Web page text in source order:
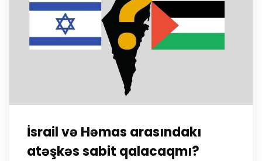
İsrail və Həmas arasındakı
atəşkəs sabit qalacaqmı?